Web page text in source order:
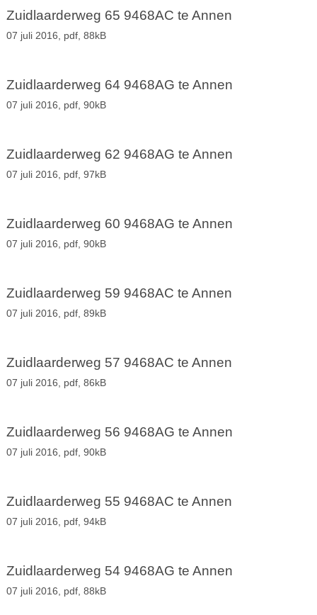
Zuidlaarderweg 65 9468AC te Annen
07 juli 2016, pdf, 88kB
Zuidlaarderweg 64 9468AG te Annen
07 juli 2016, pdf, 90kB
Zuidlaarderweg 62 9468AG te Annen
07 juli 2016, pdf, 97kB
Zuidlaarderweg 60 9468AG te Annen
07 juli 2016, pdf, 90kB
Zuidlaarderweg 59 9468AC te Annen
07 juli 2016, pdf, 89kB
Zuidlaarderweg 57 9468AC te Annen
07 juli 2016, pdf, 86kB
Zuidlaarderweg 56 9468AG te Annen
07 juli 2016, pdf, 90kB
Zuidlaarderweg 55 9468AC te Annen
07 juli 2016, pdf, 94kB
Zuidlaarderweg 54 9468AG te Annen
07 juli 2016, pdf, 88kB